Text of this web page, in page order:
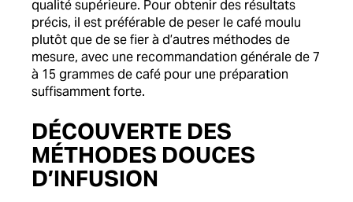
qualité supérieure. Pour obtenir des résultats
précis, il est préférable de peser le café moulu
plutôt que de se fier à d’autres méthodes de
mesure, avec une recommandation générale de 7
à 15 grammes de café pour une préparation
suffisamment forte.
DÉCOUVERTE DES
MÉTHODES DOUCES
D’INFUSION